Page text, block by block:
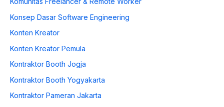
Konsep Dasar Software Engineering
Konten Kreator
Konten Kreator Pemula
Kontraktor Booth Jogja
Kontraktor Booth Yogyakarta
Kontraktor Pameran Jakarta